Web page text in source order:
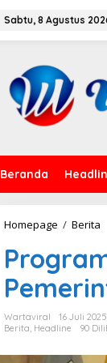
Sabtu, 8 Agustus
Beranda
Homepage / Berita
o
g
r
a
m
k
Wartaviral
16 Juli 2025
Berita Headline 90